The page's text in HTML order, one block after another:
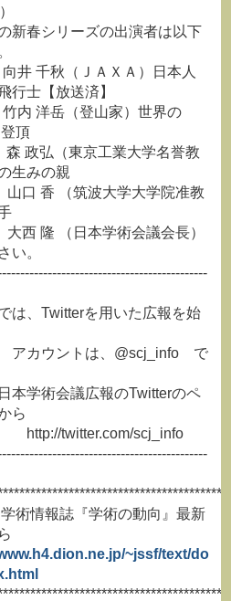
新春シリーズの出演者は以下
井 千秋（ＪＡＸＡ）日本人
行士【放送済】
内 洋岳（登山家）世界の
頂
森 政弘（東京工業大学名誉教
生みの親
山口 香 （筑波大学大学院准教
大西 隆 （日本学術会議会長）
い。
は、Twitterを用いた広報を始
トは、@scj_info で
議広報のTwitterのペ
ら
scj_info
『学術の動向』最新
~jssf/text/do